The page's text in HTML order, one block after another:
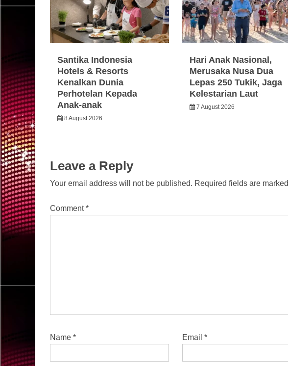
Santika Indonesia
Hotels & Resorts
Kenalkan Dunia
Perhotelan Kepada
Anak-anak
8 August 2026
Hari Anak Nasional,
Merusaka Nusa Dua
Lepas 250 Tukik, Jaga
Kelestarian Laut
7 August 2026
Leave a Reply
Your email address will not be published. Required fields are marked
Comment*
Name * Email*